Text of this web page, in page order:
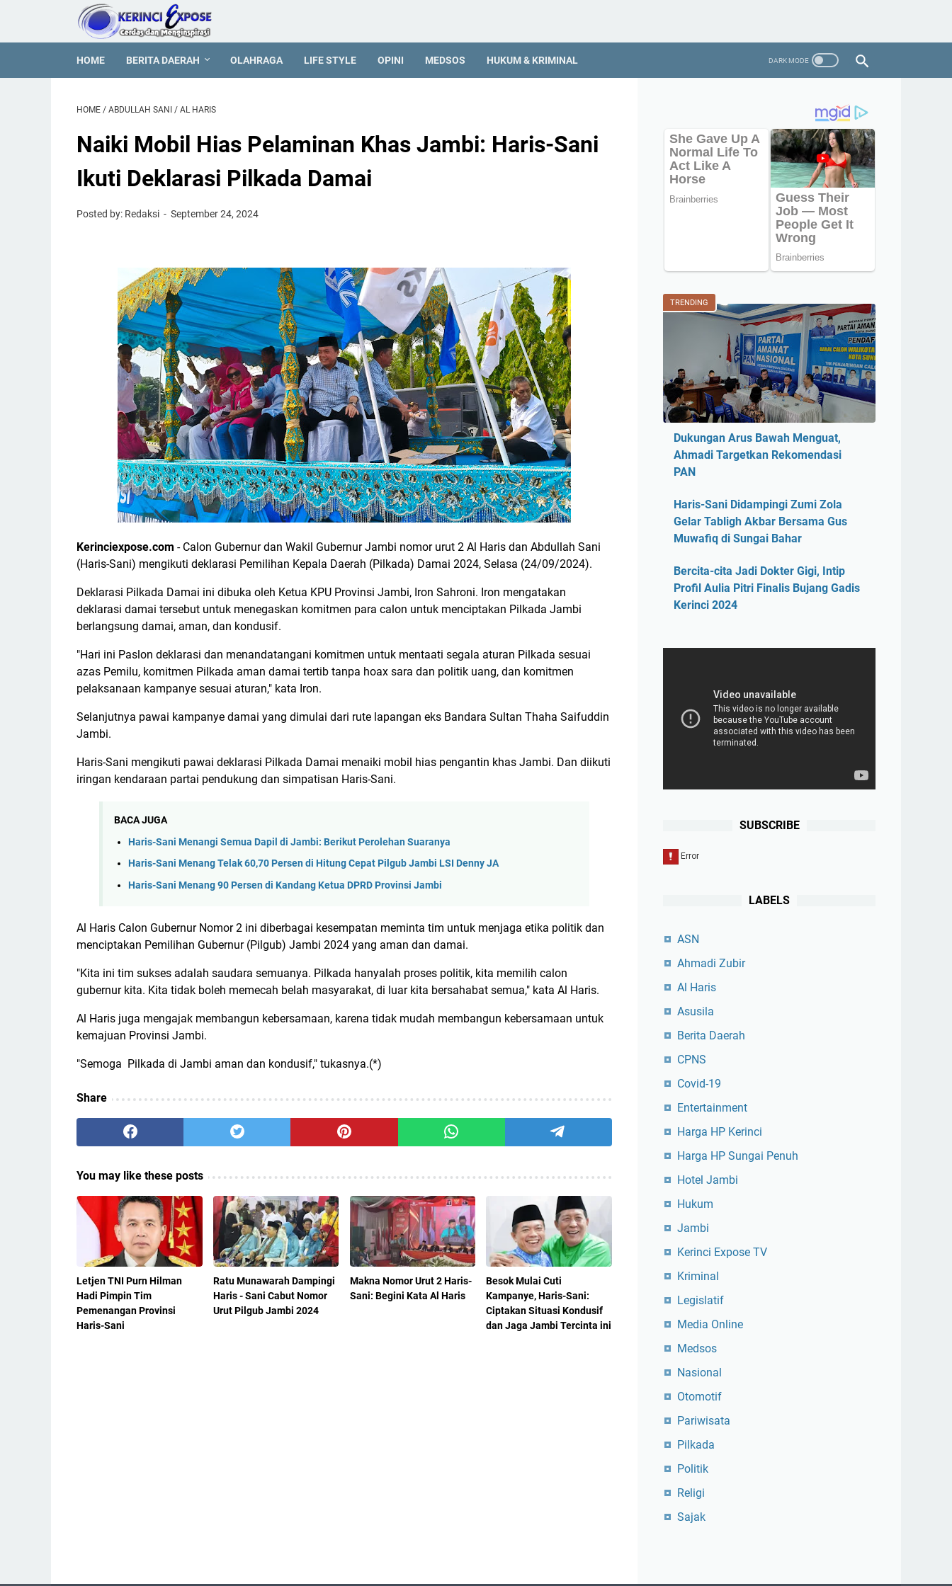
HOME BERITA DAERAH OLAHRAGA LIFE STYLE OPINI MEDSOS HUKUM & KRIMINAL
HOME / ABDULLAH SANI / AL HARIS
Naiki Mobil Hias Pelaminan Khas Jambi: Haris-Sani
Ikuti Deklarasi Pilkada Damai
Posted by: Redaksi September 24, 2024
Kerinciexpose.com - Calon Gubernur dan Wakil Gubernur Jambi nomor urut 2 Al Haris dan Abdullah Sani
(Haris-Sani) mengikuti deklarasi Pemilihan Kepala Daerah (Pilkada) Damai 2024, Selasa (24/09/2024).
Deklarasi Pilkada Damai ini dibuka oleh Ketua KPU Provinsi Jambi, Iron Sahroni. Iron mengatakan
deklarasi damai tersebut untuk menegaskan komitmen para calon untuk menciptakan Pilkada Jambi
berlangsung damai, aman, dan kondusif.
"Hari ini Paslon deklarasi dan menandatangani komitmen untuk mentaati segala aturan Pilkada sesuai
azas Pemilu, komitmen Pilkada aman damai tertib tanpa hoax sara dan politik uang, dan komitmen
pelaksanaan kampanye sesuai aturan," kata Iron.
Selanjutnya pawai kampanye damai yang dimulai dari rute lapangan eks Bandara Sultan Thaha Saifuddin
Jambi.
Haris-Sani mengikuti pawai deklarasi Pilkada Damai menaiki mobil hias pengantin khas Jambi. Dan diikuti
iringan kendaraan partai pendukung dan simpatisan Haris-Sani.
BACA JUGA
Haris-Sani Menangi Semua Dapil di Jambi: Berikut Perolehan Suaranya
Haris-Sani Menang Telak 60,70 Persen di Hitung Cepat Pilgub Jambi LSI Denny JA
Haris-Sani Menang 90 Persen di Kandang Ketua DPRD Provinsi Jambi
Al Haris Calon Gubernur Nomor 2 ini diberbagai kesempatan meminta tim untuk menjaga etika politik dan
menciptakan Pemilihan Gubernur (Pilgub) Jambi 2024 yang aman dan damai.
"Kita ini tim sukses adalah saudara semuanya. Pilkada hanyalah proses politik, kita memilih calon
gubernur kita. Kita tidak boleh memecah belah masyarakat, di luar kita bersahabat semua," kata Al Haris.
Al Haris juga mengajak membangun kebersamaan, karena tidak mudah membangun kebersamaan untuk
kemajuan Provinsi Jambi.
"Semoga Pilkada di Jambi aman dan kondusif," tukasnya.(*)
Share
You may like these posts
Letjen TNI Purn Hilman
Hadi Pimpin Tim
Pemenangan Provinsi
Haris-Sani
Ratu Munawarah Dampingi
Haris - Sani Cabut Nomor
Urut Pilgub Jambi 2024
Makna Nomor Urut 2 Haris-
Sani: Begini Kata Al Haris
Besok Mulai Cuti
Kampanye, Haris-Sani:
Ciptakan Situasi Kondusif
dan Jaga Jambi Tercinta ini
TRENDING
Dukungan Arus Bawah Menguat,
Ahmadi Targetkan Rekomendasi
PAN
Haris-Sani Didampingi Zumi Zola
Gelar Tabligh Akbar Bersama Gus
Muwafiq di Sungai Bahar
Bercita-cita Jadi Dokter Gigi, Intip
Profil Aulia Pitri Finalis Bujang Gadis
Kerinci 2024
SUBSCRIBE
LABELS
ASN
Ahmadi Zubir
Al Haris
Asusila
Berita Daerah
CPNS
Covid-19
Entertainment
Harga HP Kerinci
Harga HP Sungai Penuh
Hotel Jambi
Hukum
Jambi
Kerinci Expose TV
Kriminal
Legislatif
Media Online
Medsos
Nasional
Otomotif
Pariwisata
Pilkada
Politik
Religi
Sajak